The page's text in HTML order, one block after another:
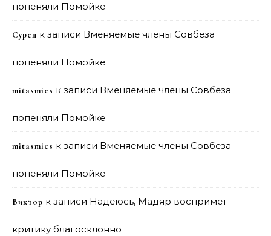
попеняли Помойке
Сурен к записи Вменяемые члены Совбеза
попеняли Помойке
mitasmies к записи Вменяемые члены Совбеза
попеняли Помойке
mitasmies к записи Вменяемые члены Совбеза
попеняли Помойке
Виктор к записи Надеюсь, Мадяр воспримет
критику благосклонно